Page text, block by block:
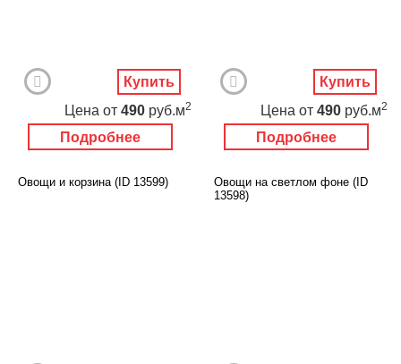
Подробнее
Цена от 490 руб.м2
Купить
Подробнее
Цена от 490 руб.м2
Купить
Овощи и корзина (ID 13599)
Овощи на светлом фоне (ID
13598)